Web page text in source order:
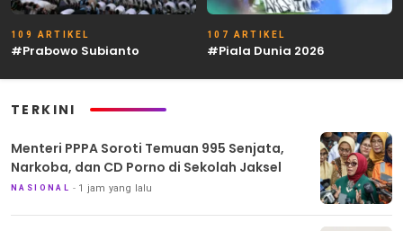
109 ARTIKEL
#Prabowo Subianto
107 ARTIKEL
#Piala Dunia 2026
TERKINI
Menteri PPPA Soroti Temuan 995 Senjata,
Narkoba, dan CD Porno di Sekolah Jaksel
NASIONAL 1 jam yang lalu